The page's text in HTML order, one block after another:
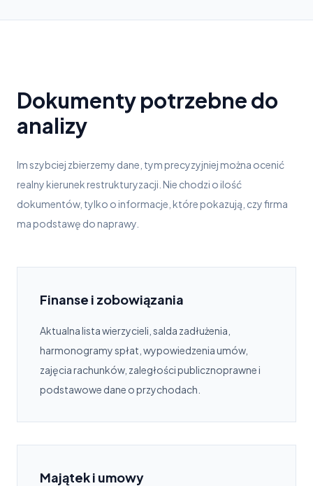
Dokumenty potrzebne do
analizy
Im szybciej zbierzemy dane, tym precyzyjniej można ocenić
realny kierunek restrukturyzacji. Nie chodzi o ilość
dokumentów, tylko o informacje, które pokazują, czy firma
ma podstawę do naprawy.
Finanse i zobowiązania
Aktualna lista wierzycieli, salda zadłużenia,
harmonogramy spłat, wypowiedzenia umów,
zajęcia rachunków, zaległości publicznoprawne i
podstawowe dane o przychodach.
Majątek i umowy